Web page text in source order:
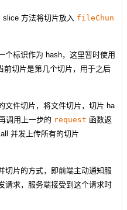
slice 方法将切片放入 fileChun
个标识作为 hash，这里暂时使用
前切片是第几个切片，用于之后
文件切片，将文件切片，切片 ha
调用上一步的 request 函数返
并发上传所有的切片
切片的方式，即前端主动通知服
请求，服务端接受到这个请求时